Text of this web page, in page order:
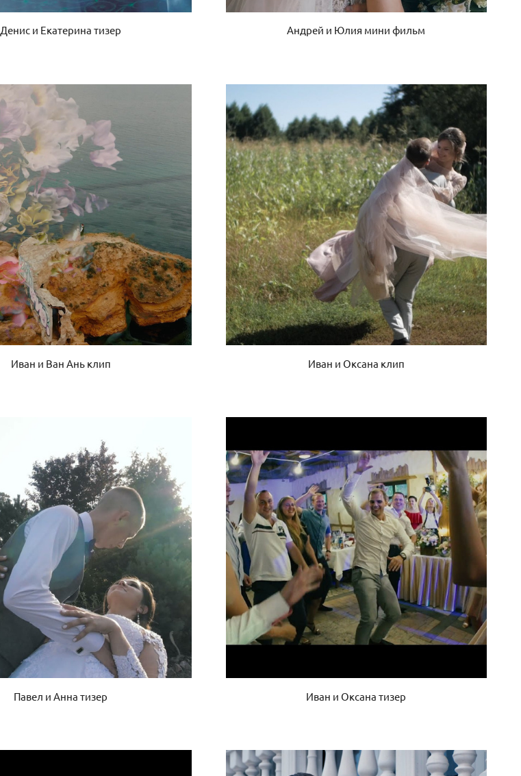
Денис и Екатерина тизер Андрей и Юлия мини фильм
Иван и Ван Ань клип Иван и Оксана клип
Павел и Анна тизер Иван и Оксана тизер